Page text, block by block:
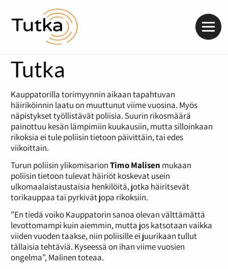
Tutka
Kauppatorilla torimyynnin aikaan tapahtuvan
häiriköinnin laatu on muuttunut viime vuosina. Myös
näpistykset työllistävät poliisia. Suurin rikosmäärä
painottuu kesän lämpimiin kuukausiin, mutta silloinkaan
rikoksia ei tule poliisin tietoon päivittäin, tai edes
viikoittain.
Turun poliisin ylikomisarionTimo Malisen mukaan
poliisin tietoon tulevat häiriöt koskevat usein
ulkomaalaistaustaisia henkilöitä, jotka häiritsevät
torikauppaa tai pyrkivät jopa rikoksiin.
”En tiedä voiko Kauppatorin sanoa olevan välttämättä
levottomampi kuin aiemmin, mutta jos katsotaan vaikka
viiden vuoden taakse, niin poliisille ei juurikaan tullut
tällaisia tehtäviä. Kyseessä on ihan viime vuosien
ongelma”, Malinen toteaa.